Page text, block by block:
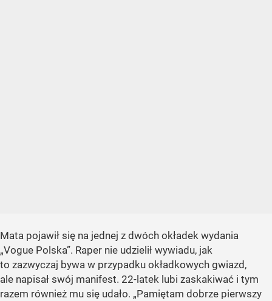
Mata pojawił się na jednej z dwóch okładek wydania
„Vogue Polska”. Raper nie udzielił wywiadu, jak
to zazwyczaj bywa w przypadku okładkowych gwiazd,
ale napisał swój manifest. 22-latek lubi zaskakiwać i tym
razem również mu się udało. „Pamiętam dobrze pierwszy